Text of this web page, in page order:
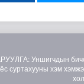
Уншигчдын
суртахууны хэм